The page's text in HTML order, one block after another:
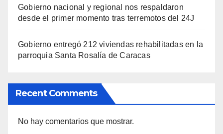
Gobierno nacional y regional nos respaldaron
desde el primer momento tras terremotos del 24J
Gobierno entregó 212 viviendas rehabilitadas en la
parroquia Santa Rosalía de Caracas
Recent Comments
No hay comentarios que mostrar.